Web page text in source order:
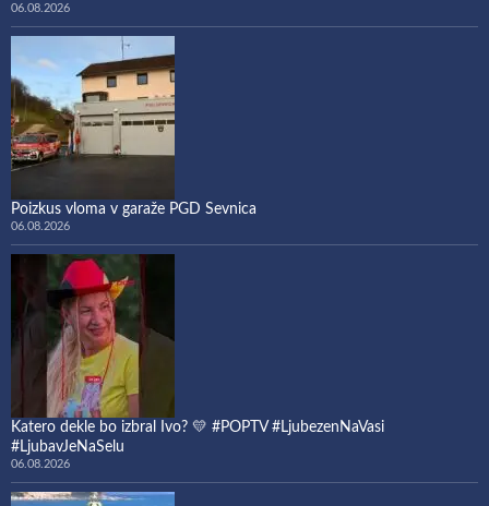
06.08.2026
Poizkus vloma v garaže PGD Sevnica
06.08.2026
Katero dekle bo izbral Ivo? 💛 #POPTV #LjubezenNaVasi
#LjubavJeNaSelu
06.08.2026